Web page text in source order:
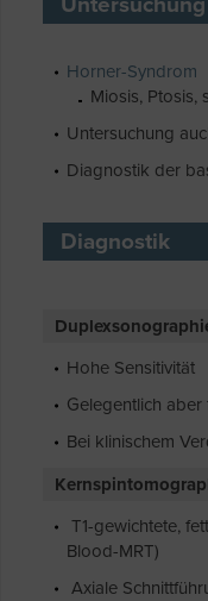
Horner-Syndrom
Miosis, Ptosis,
Untersuchung
Diagnostik der
Diagnostik
Hohe Sensitivität
Gelegentlich aber
Bei klinischem
T1-gewichtete,
Blood-MRT)
Axiale